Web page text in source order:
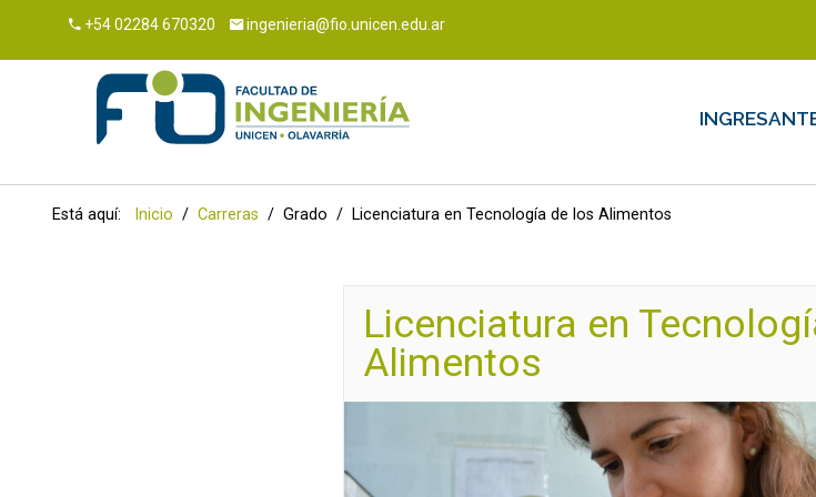
Estudiantes
ingenieria@fio.unicen.edu.ar
+54 02284 670320 ingenieria@fio.unicen.edu.ar
Está aquí: Inicio Carreras Grado Licenciatura en Tecnología de los Alimentos
Licenciatura en
Alimentos